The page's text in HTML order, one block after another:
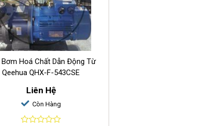
Bơm Hoá Chất Dẫn Động Từ
Qeehua QHX-F-543CSE
Liên Hệ
Còn Hàng